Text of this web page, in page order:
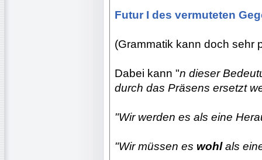
Futur I des vermuteten
(Grammatik kann doch sehr
Dabei kann "n dieser
durch das Präsens ersetzt
"Wir werden es als eine
"Wir müssen es wohlals